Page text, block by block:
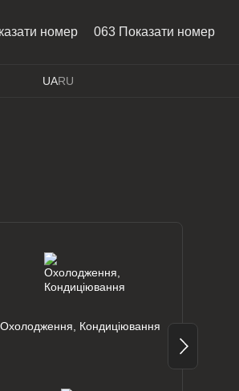
номер 063 Показати номер
UARU
Охолодження, Кондиціювання